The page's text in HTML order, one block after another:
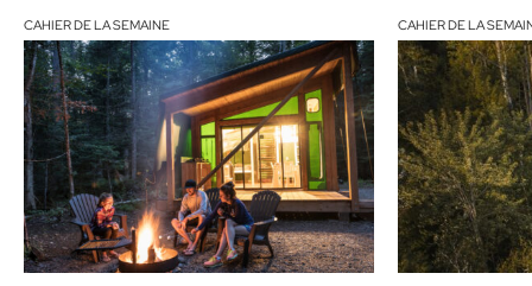
CAHIER DE LA SEMAINE CAHIER DE LA